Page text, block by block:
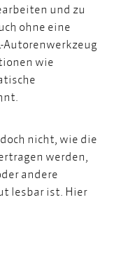
und zu
ohne eine
Autorenwerkzeug
wie
nicht, wie die
werden,
andere
lesbar ist. Hier